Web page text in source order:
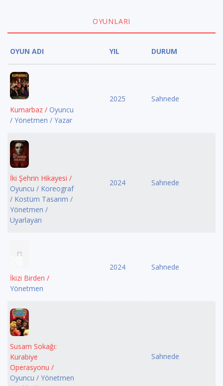
OYUNLARI
OYUN ADI YIL DURUM
Kumarbaz / Oyuncu
/ Yönetmen / Yazar
2025 Sahnede
İki Şehrin Hikayesi /
Oyuncu / Koreograf
/ Kostüm Tasarım /
Yönetmen /
Uyarlayan
2024 Sahnede
İkizi Birden /
Yönetmen
2024 Sahnede
Susam Sokağı:
Kurabiye
Operasyonu /
Oyuncu / Yönetmen
Sahnede